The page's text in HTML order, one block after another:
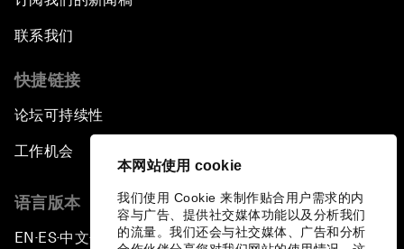
本网站使用 cookie
我们使用 Cookie 来制作贴合用户需求的内
容与广告、提供社交媒体功能以及分析我们
的流量。我们还会与社交媒体、广告和分析
联系我们
快捷链接
论坛可持续性
工作机会
语言版本
EN ▪ ES▪中文▪ 日本語